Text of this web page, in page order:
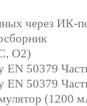
через ИК-
O2)
EN 50379
EN 50379
(1200